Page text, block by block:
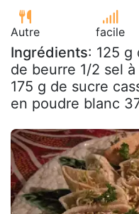
Autre facile
Ingrédients: 125 g
de beurre 1/2 sel
175 g de sucre
en poudre blanc